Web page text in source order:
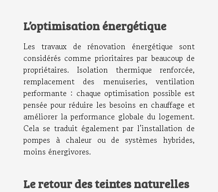
L’optimisation énergétique
Les travaux de rénovation énergétique sont
considérés comme prioritaires par beaucoup de
propriétaires. Isolation thermique renforcée,
remplacement des menuiseries, ventilation
performante : chaque optimisation possible est
pensée pour réduire les besoins en chauffage et
améliorer la performance globale du logement.
Cela se traduit également par l’installation de
pompes à chaleur ou de systèmes hybrides,
moins énergivores.
Le retour des teintes naturelles